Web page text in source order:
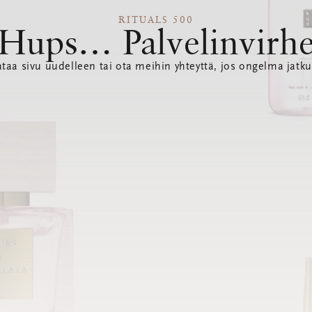
RITUALS 500
sivu uudelleen tai ota meihin yhteyttä, jos ongelma